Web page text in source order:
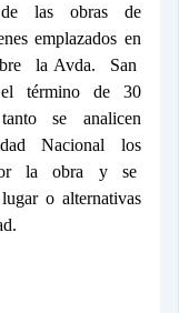
de las obras de
emplazados en
la Avda.
San
término de
30
se analicen
Nacional los
la obra y se
o alternativas